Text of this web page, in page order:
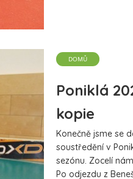
Poniklá
kopie
Konečně jsme se
soustředění v
sezónu. Zocelí
Po odjezdu z
DOMŮ